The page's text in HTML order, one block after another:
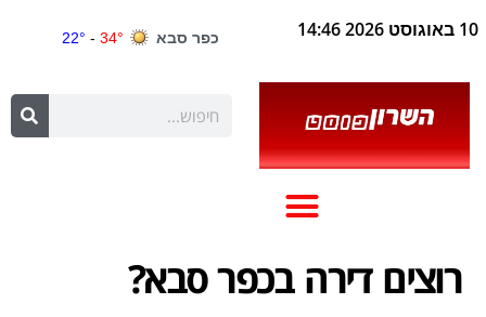
10 באוגוסט 2026 14:46
רוצים דירה בכפר סבא?